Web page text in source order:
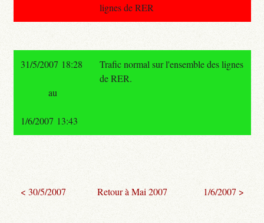
lignes de RER
31/5/2007 18:28
Trafic normal sur l'ensemble des lignes
de RER.
au
1/6/2007 13:43
< 30/5/2007 Retour à Mai 2007 1/6/2007 >